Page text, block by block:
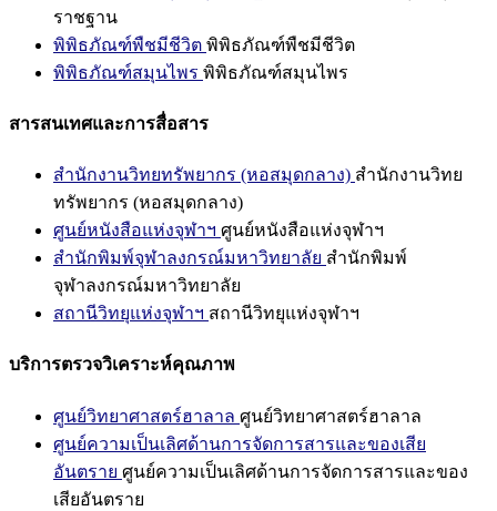
ราชฐาน
พิพิธภัณฑ์พืชมีชีวิต พิพิธภัณฑ์พืชมีชีวิต
พิพิธภัณฑ์สมุนไพร พิพิธภัณฑ์สมุนไพร
สารสนเทศและการสื่อสาร
สำนักงานวิทยทรัพยากร (หอสมุดกลาง) สำนักงานวิทย
ทรัพยากร (หอสมุดกลาง)
ศูนย์หนังสือแห่งจุฬาฯ ศูนย์หนังสือแห่งจุฬาฯ
สำนักพิมพ์จุฬาลงกรณ์มหาวิทยาลัย สำนักพิมพ์
จุฬาลงกรณ์มหาวิทยาลัย
สถานีวิทยุแห่งจุฬาฯ สถานีวิทยุแห่งจุฬาฯ
บริการตรวจวิเคราะห์คุณภาพ
ศูนย์วิทยาศาสตร์ฮาลาล ศูนย์วิทยาศาสตร์ฮาลาล
ศูนย์ความเป็นเลิศด้านการจัดการสารและของเสีย
อันตราย ศูนย์ความเป็นเลิศด้านการจัดการสารและของ
เสียอันตราย